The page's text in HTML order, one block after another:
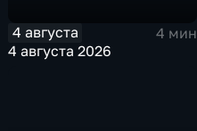
4 августа
4 мин
4 августа 2026